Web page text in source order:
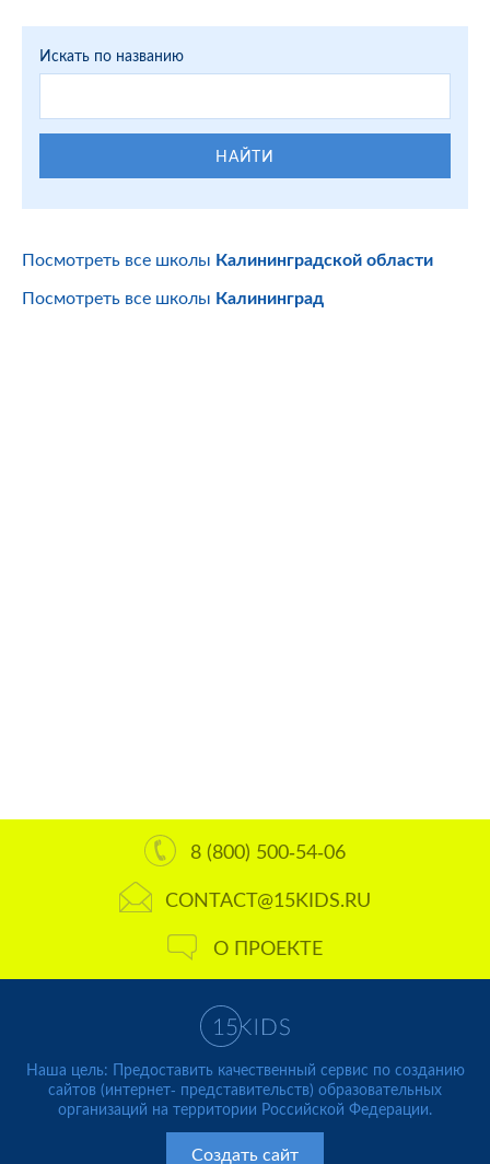
Искать по названию
НАЙТИ
Посмотреть все школы Калининградской области
Посмотреть все школы Калининград
8 (800) 500-54-06
CONTACT@15KIDS.RU
О ПРОЕКТЕ
Наша цель: Предоставить качественный сервис по созданию
сайтов (интернет- представительств) образовательных
организаций на территории Российской Федерации.
Создать сайт